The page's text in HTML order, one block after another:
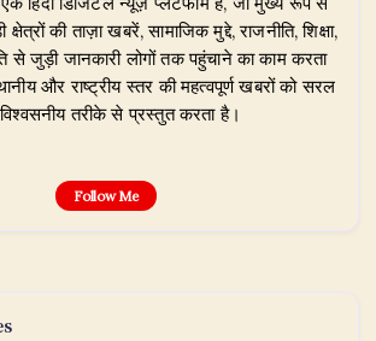
की ताज़ा खबरें, सामाजिक मुद्दे, राजनीति, शिक्षा,
से जुड़ी जानकारी लोगों तक पहुंचाने का काम करता
और राष्ट्रीय स्तर की महत्वपूर्ण खबरों को सरल
तरीके से प्रस्तुत करता है।
Follow Me